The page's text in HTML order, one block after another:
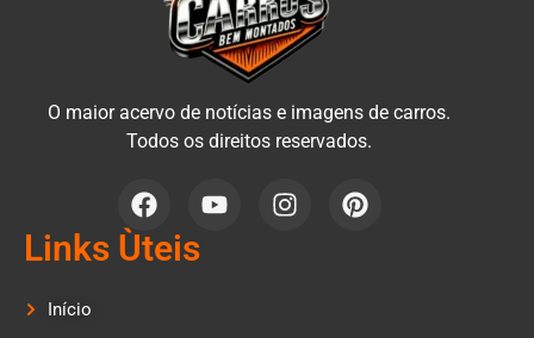
O maior acervo de notícias e imagens de carros.
Todos os direitos reservados.
Links Ùteis
Início